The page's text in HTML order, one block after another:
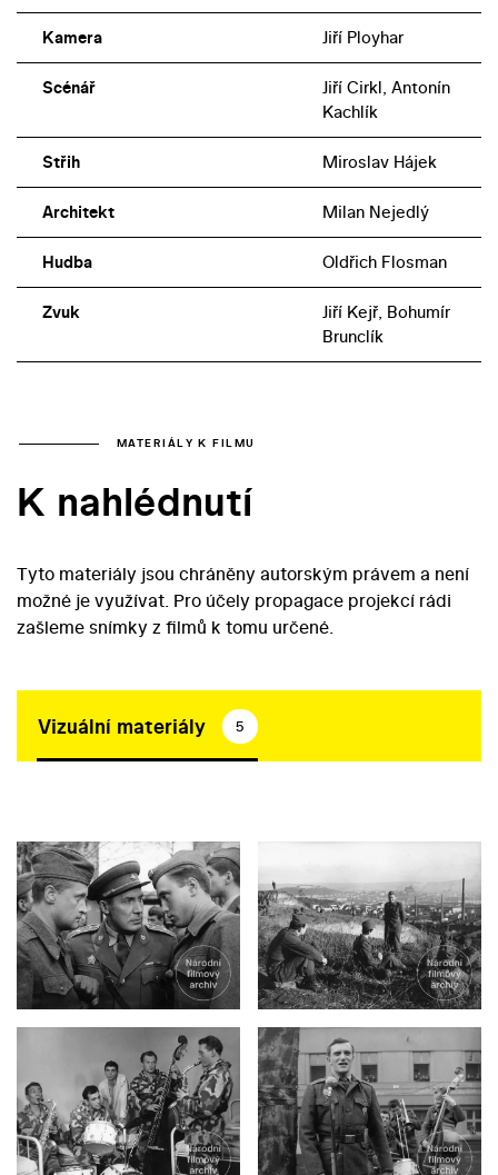
Kamera Jiří Ployhar
Scénář
Jiří Cirkl, Antonín
Kachlík
Střih Miroslav Hájek
Architekt Milan Nejedlý
Hudba Oldřich Flosman
Zvuk
Jiří Kejř, Bohumír
Brunclík
MATERIÁLY K FILMU
K nahlédnutí
Tyto materiály jsou chráněny autorským právem a není
možné je využívat. Pro účely propagace projekcí rádi
zašleme snímky z filmů k tomu určené.
Vizuální materiály 5